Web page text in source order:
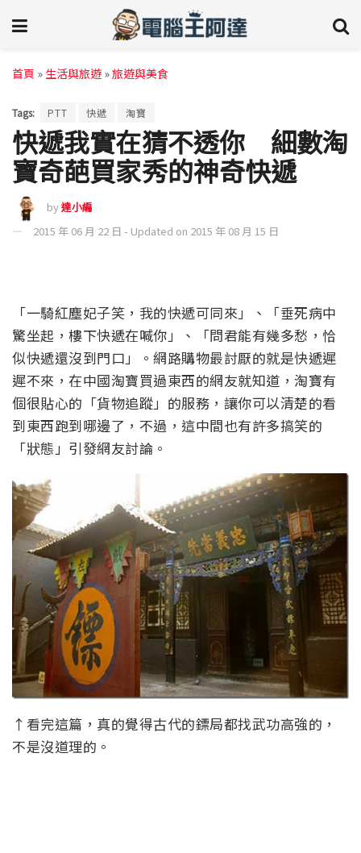
首頁 » 生活與旅遊 »旅遊與美食
Tags: PTT 快遞 淘寶
快遞我實在猜不透你 細數淘
寶奇葩買家秀的神奇快遞
by達小編
2015 年 06 月 22 日 - Updated on 2015 年 08 月 15 日
「一騎紅塵妃子笑，我的快遞可同來」、「垂死病中
驚坐起，樓下快遞在喊你」、「問君能有幾多愁，恰
似快遞還沒到門口」。網路購物最討厭的就是快遞遲
遲不來，在中國淘寶買過東西的網友就知道，淘寶有
個很貼心的「貨物追蹤」的服務，讓你可以清楚的看
到東西跑到哪邊了，不過，這中間也有許多搞笑的
「狀態」引發網友討論。
↑看完這篇，真的覺得古代的鏢局都找武功高強的，
不是沒道理的。